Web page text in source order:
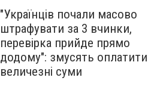
"Українців почали масово
штрафувати за 3 вчинки,
перевірка прийде прямо
додому": змусять оплатити
величезні суми